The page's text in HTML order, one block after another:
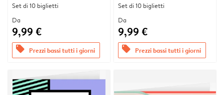
Set di 10 biglietti
Da
9,99 €
offers Prezzi bassi tutti i giorni
Set di 10 biglietti
Da
9,99 €
offers Prezzi bassi tutti i giorni